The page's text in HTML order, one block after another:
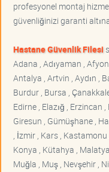
profesyonel montaj
güvenliğinizi garanti
Hastane Güvenlik Filesi
Adana , Adıyaman ,
Antalya , Artvin , Aydın ,
Burdur , Bursa ,
Edirne , Elazığ , Erzincan
Giresun , Gümüşhane ,
, İzmir , Kars , Kastamonu
Konya , Kütahya ,
Muğla , Muş , Nevşehir ,